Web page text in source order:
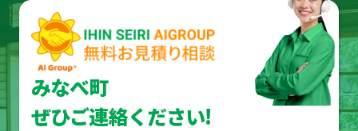
みなべ町
ぜひご連絡ください!